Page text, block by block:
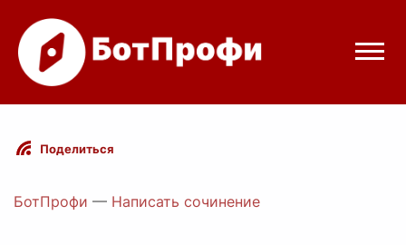
Режимы бота
Цены
Поделиться
БотПрофи — Написать сочинение